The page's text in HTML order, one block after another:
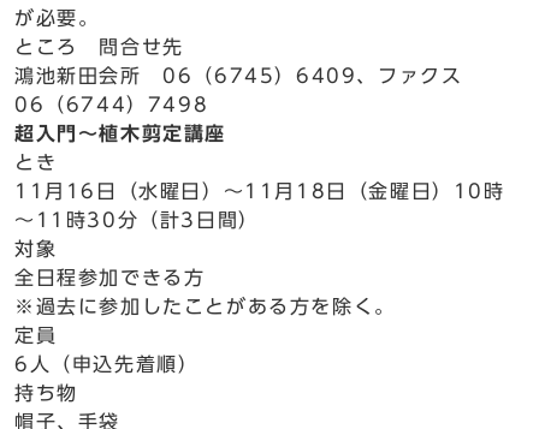
が必要。
ところ 問合せ先
鴻池新田会所 06（6745）6409、ファクス
06（6744）7498
超入門～植木剪定講座
とき
11月16日（水曜日）～11月18日（金曜日）10時
～11時30分（計3日間）
対象
全日程参加できる方
※過去に参加したことがある方を除く。
定員
6人（申込先着順）
持ち物
帽子、手袋